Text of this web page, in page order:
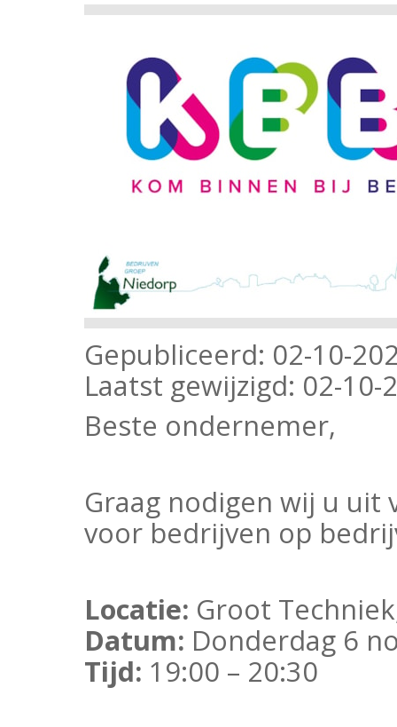
Gepubliceerd: 02-10-
Laatst gewijzigd: 02-10-
Beste ondernemer,
Graag nodigen wij u uit
voor bedrijven op
Locatie: Groot
Datum: Donderdag 6
Tijd: 19:00 – 20:30